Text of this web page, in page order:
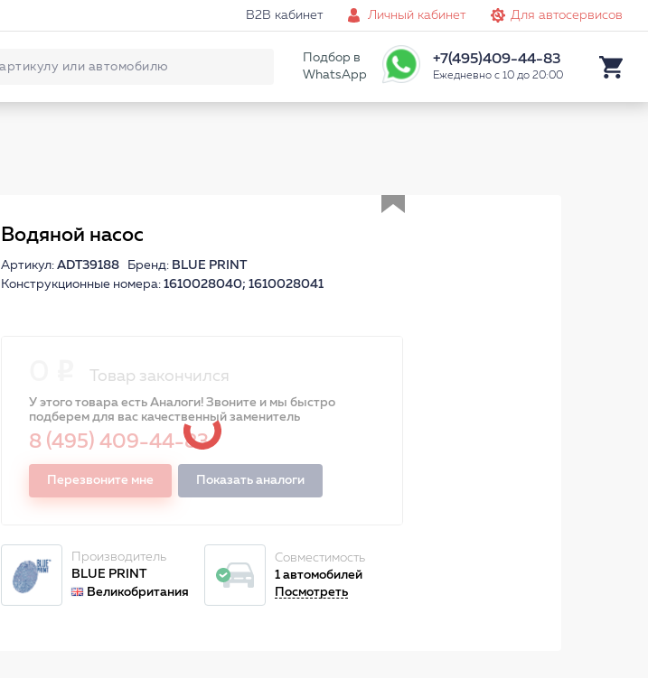
B2B кабинет Личный кабинет Для автосервисов
Подбор в
WhatsApp
+7(495)409-44-83
Ежедневно с 10 до 20:00
Водяной насос
Артикул: ADT39188 Бренд: BLUE PRINT
Конструкционные номера: 1610028040; 1610028041
Товар закончился
У этого товара есть Аналоги! Звоните и мы быстро
подберем для вас качественный заменитель
8 (495) 409-44-83
Перезвоните мне Показать аналоги
Производитель
BLUE PRINT
Великобритания
Совместимость
1 автомобилей
Посмотреть